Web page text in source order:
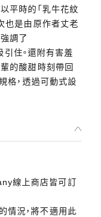
平時的「乳牛花紋
也是由原作者丈老
調了
住。還附有害羞
的酸甜時刻帶回
格，透過可動式設
線上商店皆可訂
情況，將不適用此